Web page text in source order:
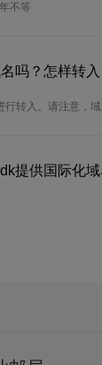
不等
吗？怎样转入
行转入。请注意，
提供国际化域